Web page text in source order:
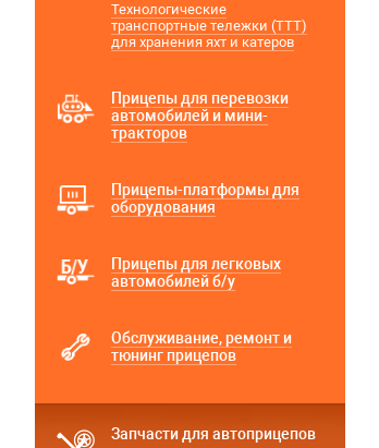
Технологические
транспортные тележки (ТТТ)
для хранения яхт и катеров
Прицепы для перевозки
автомобилей и мини-
тракторов
Прицепы-платформы для
оборудования
Прицепы для легковых
автомобилей б/у
Обслуживание, ремонт и
тюнинг прицепов
Запчасти для автоприцепов